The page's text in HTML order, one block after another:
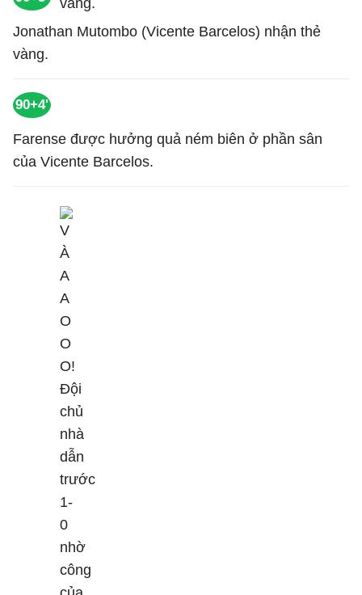
Jonathan Mutombo (Vicente Barcelos) nhận thẻ
vàng.
90+4'
Farense được hưởng quả ném biên ở phần sân
của Vicente Barcelos.